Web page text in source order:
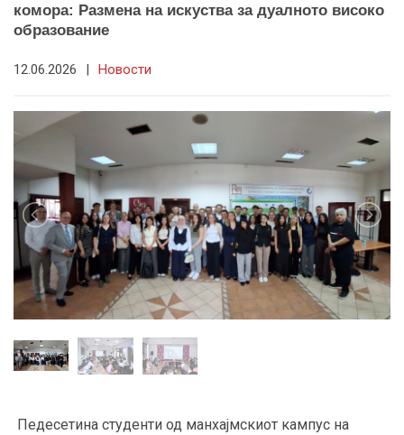
комора: Размена на искуства за дуалното високо
образование
12.06.2026 | Новости
Педесетина студенти од манхајмскиот кампус на